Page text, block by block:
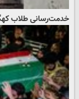
خدمت‌رسانی طلاب